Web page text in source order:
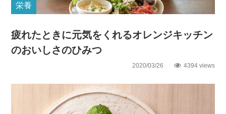
栄養
疲れたときに元気をくれるオレンジキッチン
のおいしさのひみつ
2020/03/26 4394 views